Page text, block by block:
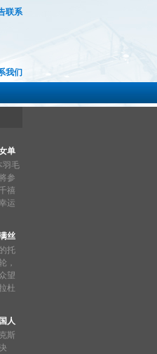
联系
我们
单
赛
羽毛
参
禧
运
丝
首
托
，
望
杜
中
人
不
斯